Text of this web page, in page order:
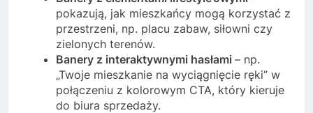
pokazują, jak mieszkańcy mogą korzystać z
przestrzeni, np. placu zabaw, siłowni czy
zielonych terenów.
Banery z interaktywnymi hasłami – np.
„Twoje mieszkanie na wyciągnięcie ręki” w
połączeniu z kolorowym CTA, który kieruje
do biura sprzedaży.